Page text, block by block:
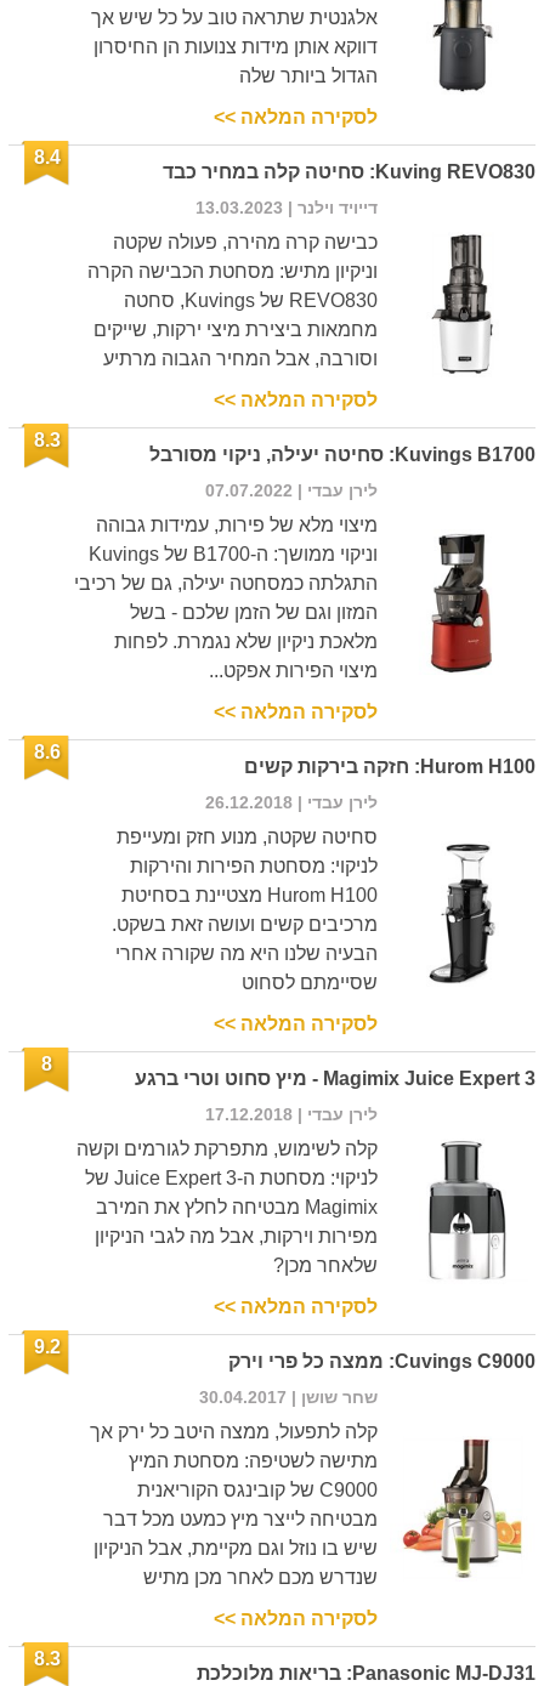
אלגנטית שתראה טוב על כל שיש אך
דווקא אותן מידות צנועות הן החיסרון
הגדול ביותר שלה
לסקירה המלאה >>
Kuving REVO830: סחיטה קלה במחיר כבד
8.4
דייויד וילנר | 13.03.2023
כבישה קרה מהירה, פעולה שקטה
וניקיון מתיש: מסחטת הכבישה הקרה
REVO830 של Kuvings, סחטה
מחמאות ביצירת מיצי ירקות, שייקים
וסורבה, אבל המחיר הגבוה מרתיע
לסקירה המלאה >>
Kuvings B1700: סחיטה יעילה, ניקוי מסורבל
8.3
לירן עבדי | 07.07.2022
מיצוי מלא של פירות, עמידות גבוהה
וניקוי ממושך: ה-B1700 של Kuvings
התגלתה כמסחטה יעילה, גם של רכיבי
המזון וגם של הזמן שלכם - בשל
מלאכת ניקיון שלא נגמרת. לפחות
מיצוי הפירות אפקט...
לסקירה המלאה >>
Hurom H100: חזקה בירקות קשים
8.6
לירן עבדי | 26.12.2018
סחיטה שקטה, מנוע חזק ומעייפת
לניקוי: מסחטת הפירות והירקות
Hurom H100 מצטיינת בסחיטת
מרכיבים קשים ועושה זאת בשקט.
הבעיה שלנו היא מה שקורה אחרי
שסיימתם לסחוט
לסקירה המלאה >>
Magimix Juice Expert 3 - מיץ סחוט וטרי ברגע
8
לירן עבדי | 17.12.2018
קלה לשימוש, מתפרקת לגורמים וקשה
לניקוי: מסחטת ה-Juice Expert 3 של
Magimix מבטיחה לחלץ את המירב
מפירות וירקות, אבל מה לגבי הניקיון
שלאחר מכן?
לסקירה המלאה >>
Cuvings C9000: ממצה כל פרי וירק
9.2
שחר שושן | 30.04.2017
קלה לתפעול, ממצה היטב כל ירק אך
מתישה לשטיפה: מסחטת המיץ
C9000 של קובינגס הקוריאנית
מבטיחה לייצר מיץ כמעט מכל דבר
שיש בו נוזל וגם מקיימת, אבל הניקיון
שנדרש מכם לאחר מכן מתיש
לסקירה המלאה >>
Panasonic MJ-DJ31: בריאות מלוכלכת
8.3